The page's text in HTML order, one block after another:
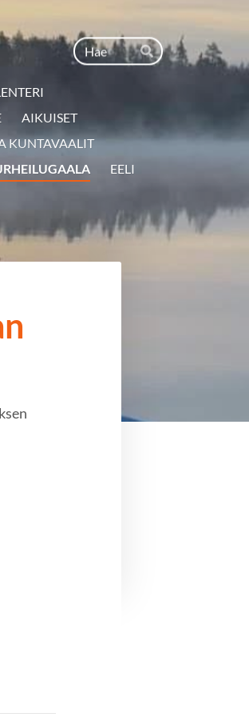
Haku
Hae
AIKUISET
KUNTAVAALIT
EELI